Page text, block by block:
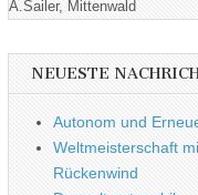
A.Sailer, Mittenwald
NEUESTE
Autonom und
Weltmeisterschaft
Rückenwind